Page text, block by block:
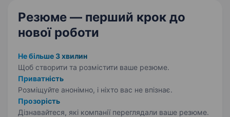
Резюме — перший крок до
нової роботи
Не більше 3 хвилин
Щоб створити та розмістити ваше резюме.
Приватність
Розміщуйте анонімно, і ніхто вас не впізнає.
Прозорість
Дізнавайтеся, які компанії переглядали ваше резюме.